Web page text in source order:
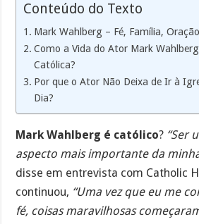
Conteúdo do Texto
Mark Wahlberg – Fé, Família,
Como a Vida do Ator Mark
Católica?
Por que o Ator Não Deixa de Ir à
Dia?
Mark Wahlberg é católico? “Ser
aspecto mais importante da
disse em entrevista com Catholic
continuou, “Uma vez que eu me
fé, coisas maravilhosas